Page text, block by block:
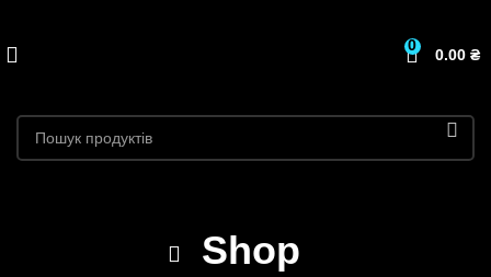
0
0.00 ₴
Shop